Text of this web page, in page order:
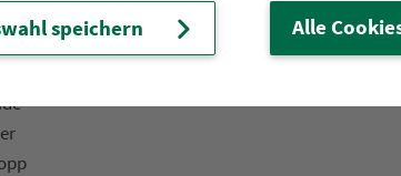
Versand
Fahr­rad­mit­nah­me
speichern Alle